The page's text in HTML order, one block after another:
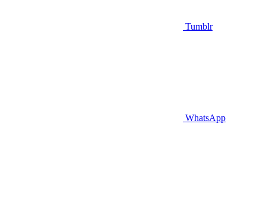
Tumblr
WhatsApp